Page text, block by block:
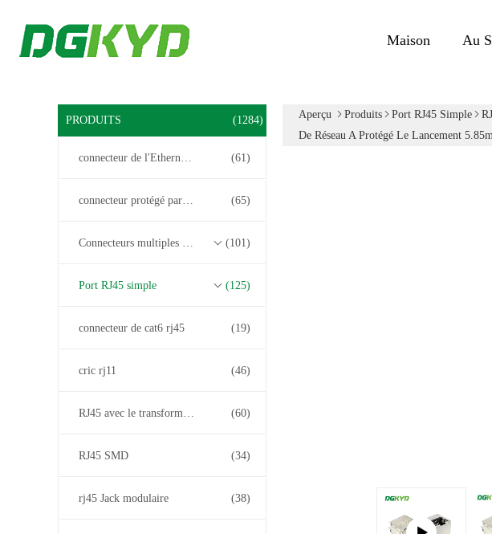
Maison Au
PRODUITS (1284)
connecteur de l'Ethernet rj45 (61)
connecteur protégé par rj45 (65)
Connecteurs multiples du port RJ45 (101)
Port RJ45 simple (125)
connecteur de cat6 rj45 (19)
cric rj11 (46)
RJ45 avec le transformateur (60)
RJ45 SMD (34)
rj45 Jack modulaire (38)
Aperçu Produits Port RJ45 Simple
De Réseau A Protégé Le Lancement